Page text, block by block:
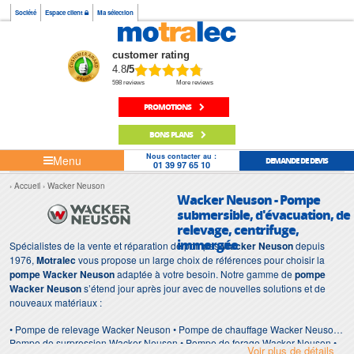
Société Espace client Ma sélection
customer rating
4.8/5
598 reviews More reviews
PROMOTIONS
BONS PLANS
Menu Nous contacter au :
01 39 97 65 10 DEMANDE DE DEVIS
Accueil Wacker Neuson
Wacker Neuson - Pompe
submersible, d'évacuation, de
relevage, centrifuge,
immergée
Spécialistes de la vente et réparation de pompesWacker Neusondepuis
1976, Motralecvous propose un large choix de références pour choisir la
pompe Wacker Neusonadaptée à votre besoin. Notre gamme depompe
Wacker Neusons’étend jour après jour avec de nouvelles solutions et de
nouveaux matériaux :
• Pompe de relevage Wacker Neuson • Pompe de chauffage Wacker Neuson •
Pompe de surpression Wacker Neuson • Pompe de forage Wacker Neuson •
Voir plus de détails